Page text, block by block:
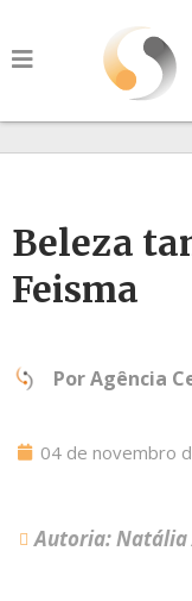
Beleza
Feisma
PorAgência
04 de novembro
Autoria: Natália